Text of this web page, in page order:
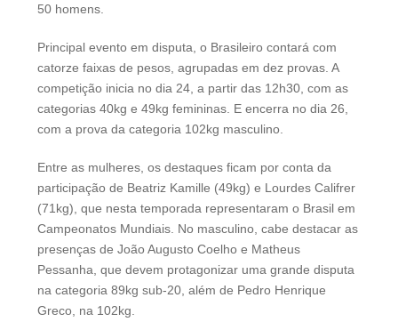
50 homens.
Principal evento em disputa, o Brasileiro contará com
catorze faixas de pesos, agrupadas em dez provas. A
competição inicia no dia 24, a partir das 12h30, com as
categorias 40kg e 49kg femininas. E encerra no dia 26,
com a prova da categoria 102kg masculino.
Entre as mulheres, os destaques ficam por conta da
participação de Beatriz Kamille (49kg) e Lourdes Califrer
(71kg), que nesta temporada representaram o Brasil em
Campeonatos Mundiais. No masculino, cabe destacar as
presenças de João Augusto Coelho e Matheus
Pessanha, que devem protagonizar uma grande disputa
na categoria 89kg sub-20, além de Pedro Henrique
Greco, na 102kg.